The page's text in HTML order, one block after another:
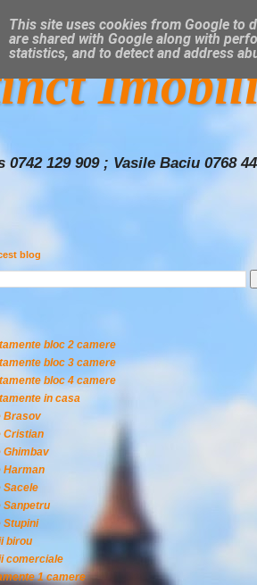
129 909 ; Vasile Baciu 0768
blog
bloc 2 camere
bloc 3 camere
bloc 4 camere
in casa
Brasov
Cristian
Ghimbav
Harman
Sacele
Sanpetru
Stupini
birou
comerciale
1 camere
This site uses cookies from Google to
are shared with Google along with
statistics, and to detect and address